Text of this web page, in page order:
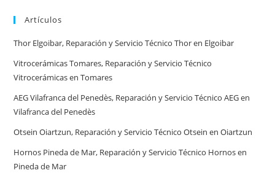
en
Artículos
Thor Elgoibar, Reparación y Servicio Técnico Thor en Elgoibar
Vitrocerámicas Tomares, Reparación y Servicio Técnico
Vitrocerámicas en Tomares
AEG Vilafranca del Penedès, Reparación y Servicio Técnico AEG en
Vilafranca del Penedès
Otsein Oiartzun, Reparación y Servicio Técnico Otsein en Oiartzun
Hornos Pineda de Mar, Reparación y Servicio Técnico Hornos en
Pineda de Mar